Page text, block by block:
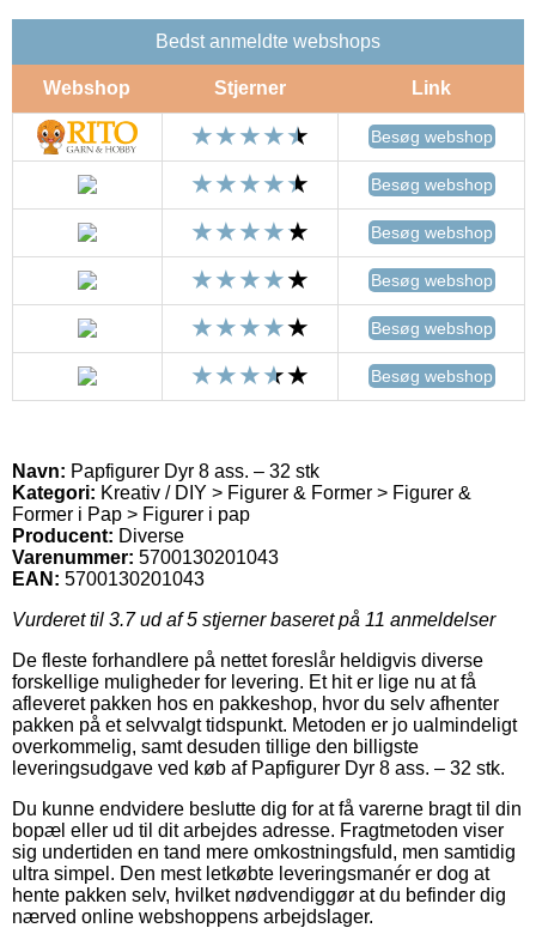
Bedst anmeldte webshops
Webshop Stjerner Link
Besøg webshop
Besøg webshop
Besøg webshop
Besøg webshop
Besøg webshop
Besøg webshop
Navn: Papfigurer Dyr 8 ass. – 32 stk
Kategori: Kreativ / DIY > Figurer & Former > Figurer &
Former i Pap > Figurer i pap
Producent: Diverse
Varenummer: 5700130201043
EAN: 5700130201043
Vurderet til 3.7ud af 5 stjerner baseret på 11 anmeldelser
De fleste forhandlere på nettet foreslår heldigvis diverse
forskellige muligheder for levering. Et hit er lige nu at få
afleveret pakken hos en pakkeshop, hvor du selv afhenter
pakken på et selvvalgt tidspunkt. Metoden er jo ualmindeligt
overkommelig, samt desuden tillige den billigste
leveringsudgave ved køb af Papfigurer Dyr 8 ass. – 32 stk.
Du kunne endvidere beslutte dig for at få varerne bragt til din
bopæl eller ud til dit arbejdes adresse. Fragtmetoden viser
sig undertiden en tand mere omkostningsfuld, men samtidig
ultra simpel. Den mest letkøbte leveringsmanér er dog at
hente pakken selv, hvilket nødvendiggør at du befinder dig
nærved online webshoppens arbejdslager.